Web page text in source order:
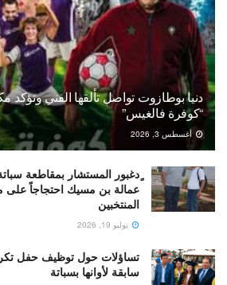
دنيا بوطازوت تواصل تألقها الفني وتؤكد
“كوفرة فالغيس”
أغسطس 3, 2026
ٍدغبور المستشار بمقاطعة
عمالة بن مسيك احتجاجاً على
المنتخبين
يوليو 19, 2026
تساؤلات حول توظيف حفل
سابقة لأوانها بسباتة